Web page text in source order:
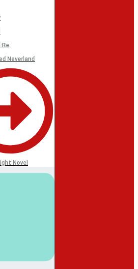
Neverland
Novel